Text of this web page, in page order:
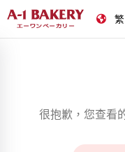
很抱歉，您查看